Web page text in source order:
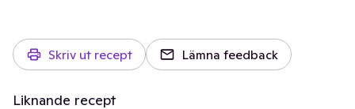
Skriv ut recept Lämna feedback
Liknande recept